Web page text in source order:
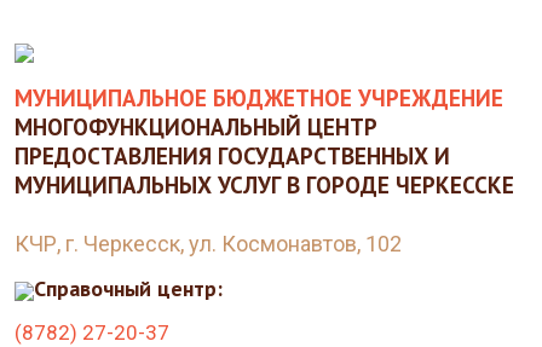
МУНИЦИПАЛЬНОЕ БЮДЖЕТНОЕ УЧРЕЖДЕНИЕ
МНОГОФУНКЦИОНАЛЬНЫЙ ЦЕНТР
ПРЕДОСТАВЛЕНИЯ ГОСУДАРСТВЕННЫХ И
МУНИЦИПАЛЬНЫХ УСЛУГ В ГОРОДЕ ЧЕРКЕССКЕ
КЧР, г. Черкесск, ул. Космонавтов, 102
Справочный центр:
(8782) 27-20-37